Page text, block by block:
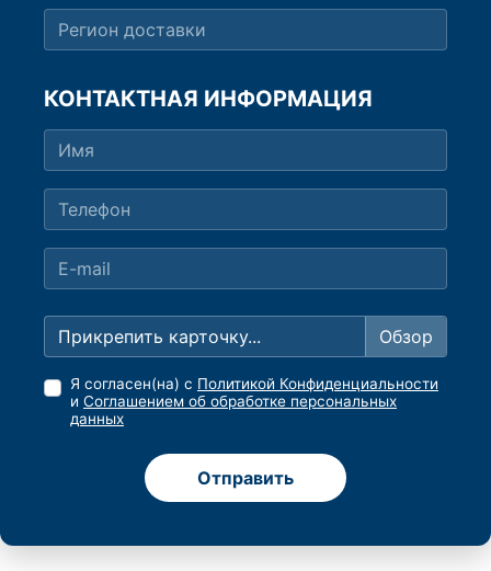
КОНТАКТНАЯ ИНФОРМАЦИЯ
Прикрепить карточку...
Я согласен(на) с Политикой Конфиденциальности
и Соглашением об обработке персональных
данных
Отправить